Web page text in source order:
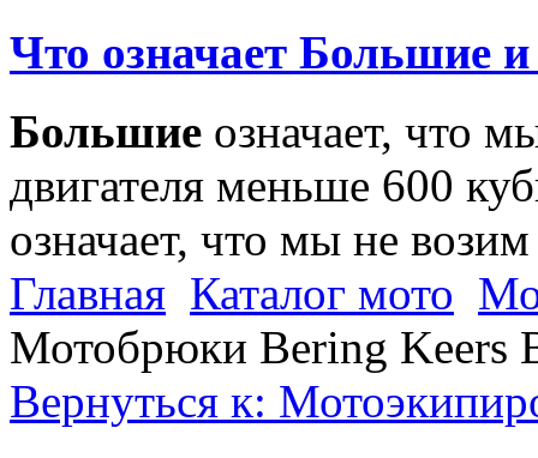
Что означает Большие
Большие означает, что
двигателя меньше 600
означает, что мы не
Главная Каталог мото
Мотобрюки Bering Keers
Вернуться к: